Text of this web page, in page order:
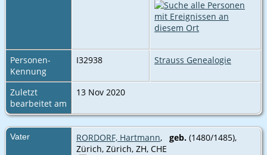
Personen-
Kennung
I32938 Strauss Genealogie
Zuletzt
bearbeitet am
13 Nov 2020
Vater RORDORF, Hartmann, geb. (1480/1485),
Zürich, Zürich, ZH, CHE